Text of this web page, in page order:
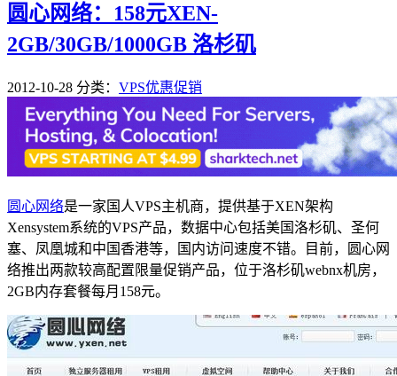
圆心网络：158元XEN-
2GB/30GB/1000GB 洛杉矶
2012-10-28 分类： VPS优惠促销
圆心网络是一家国人VPS主机商，提供基于XEN架构
Xensystem系统的VPS产品，数据中心包括美国洛杉矶、圣何
塞、凤凰城和中国香港等，国内访问速度不错。目前，圆心网
络推出两款较高配置限量促销产品，位于洛杉矶webnx机房，
2GB内存套餐每月158元。